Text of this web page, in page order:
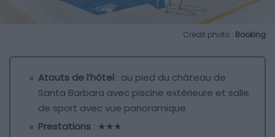
Crédit photo : Booking
Atouts de l’hôtel : au pied du château de
Santa Barbara avec piscine extérieure et salle
de sport avec vue panoramique
Prestations : ★★★